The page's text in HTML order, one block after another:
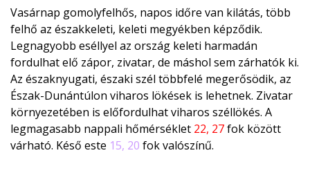
Vasárnap gomolyfelhős, napos időre van kilátás, több
felhő az északkeleti, keleti megyékben képződik.
Legnagyobb eséllyel az ország keleti harmadán
fordulhat elő zápor, zivatar, de máshol sem zárhatók ki.
Az északnyugati, északi szél többfelé megerősödik, az
Észak-Dunántúlon viharos lökések is lehetnek. Zivatar
környezetében is előfordulhat viharos széllökés. A
legmagasabb nappali hőmérséklet 22, 27fok között
várható. Késő este 15, 20 fok valószínű.